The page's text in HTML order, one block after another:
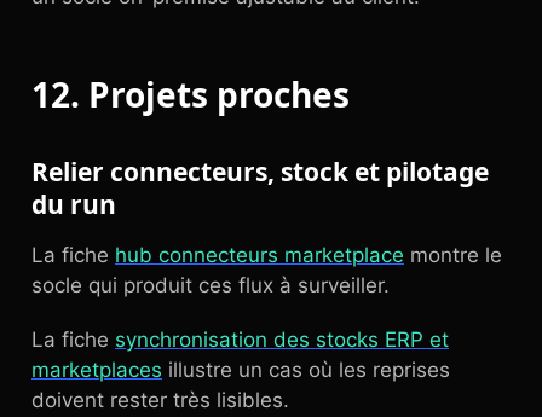
12. Projets proches
Relier connecteurs, stock et pilotage
du run
La fiche hub connecteurs marketplace montre le
socle qui produit ces flux à surveiller.
La fiche synchronisation des stocks ERP et
marketplaces illustre un cas où les reprises
doivent rester très lisibles.